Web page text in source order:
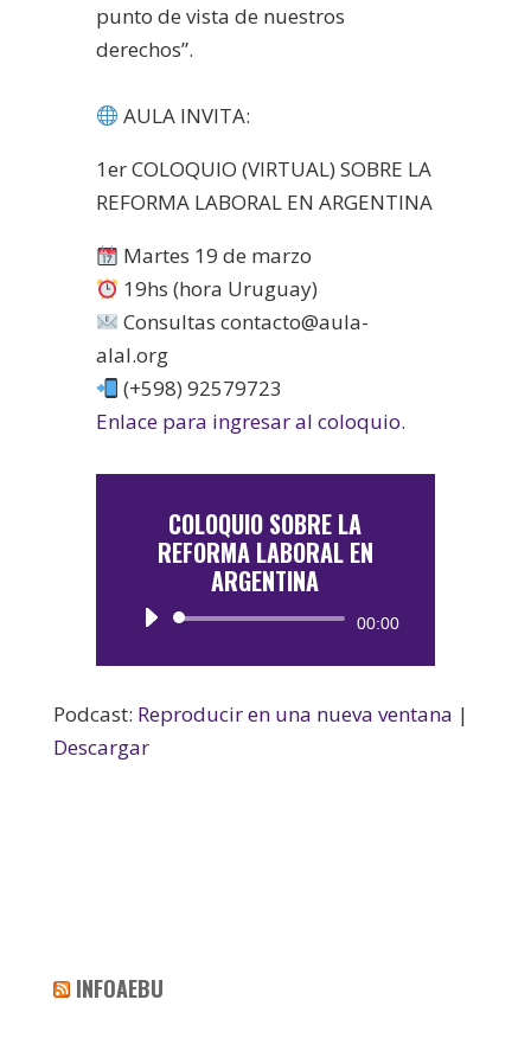
punto de vista de nuestros
derechos”.
AULA INVITA:
1er COLOQUIO (VIRTUAL) SOBRE LA
REFORMA LABORAL EN ARGENTINA
Martes 19 de marzo
19hs (hora Uruguay)
Consultas contacto@aula-
alal.org
(+598) 92579723
Enlace para ingresar al coloquio.
COLOQUIO SOBRE LA
REFORMA LABORAL EN
ARGENTINA
Reproductor
00:00
Podcast: Reproducir en una nueva ventana |
Descargar
INFOAEBU